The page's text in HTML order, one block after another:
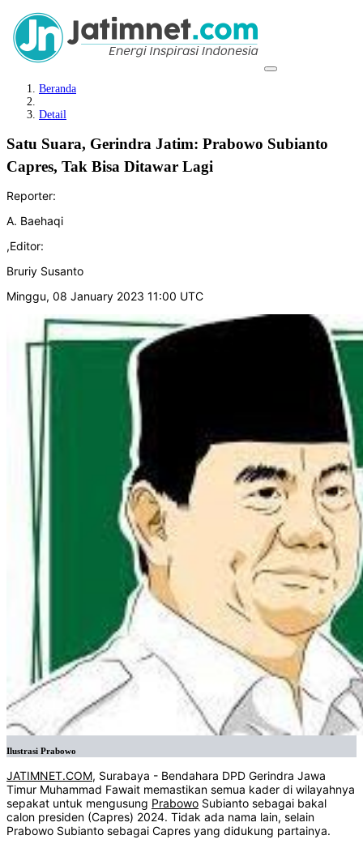
Beranda
Detail
Satu Suara, Gerindra Jatim: Prabowo Subianto
Capres, Tak Bisa Ditawar Lagi
Reporter:
A. Baehaqi
,Editor:
Bruriy Susanto
Minggu, 08 January 2023 11:00 UTC
Ilustrasi Prabowo
JATIMNET.COM, Surabaya - Bendahara DPD Gerindra Jawa
Timur Muhammad Fawait memastikan semua kader di wilayahnya
sepakat untuk mengusung Prabowo Subianto sebagai bakal
calon presiden (Capres) 2024. Tidak ada nama lain, selain
Prabowo Subianto sebagai Capres yang didukung partainya.